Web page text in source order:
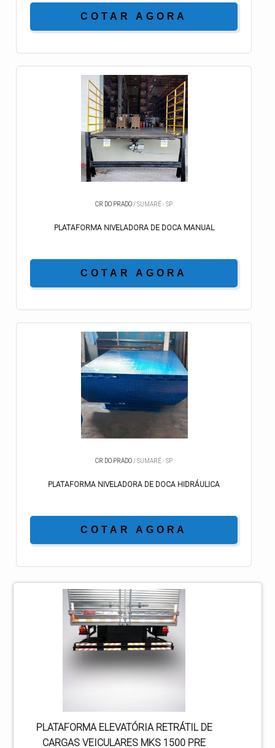
COTAR AGORA
CR DO PRADO/ SUMARÉ - SP
PLATAFORMA NIVELADORA DE DOCA MANUAL
COTAR AGORA
CR DO PRADO/ SUMARÉ - SP
PLATAFORMA NIVELADORA DE DOCA HIDRÁULICA
COTAR AGORA
PLATAFORMA ELEVATÓRIA RETRÁTIL DE
CARGAS VEICULARES MKS 1500 PRE